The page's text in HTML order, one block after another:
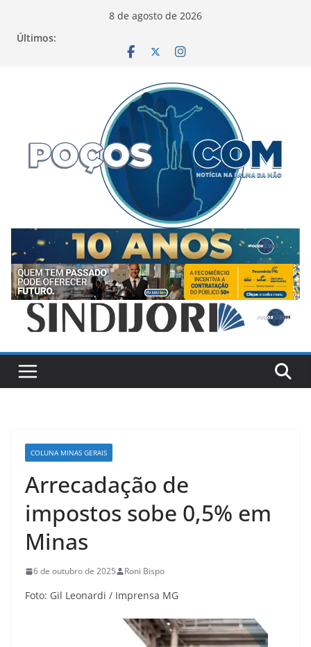
8 de agosto de 2026
Últimos:
COLUNA MINAS GERAIS
Arrecadação de
impostos sobe 0,5% em
Minas
6 de outubro de 2025 Roni Bispo
Foto: Gil Leonardi / Imprensa MG